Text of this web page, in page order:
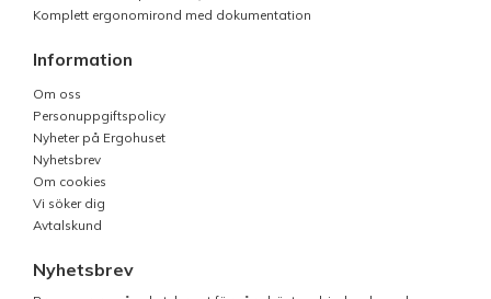
Komplett ergonomirond med dokumentation
Information
Om oss
Personuppgiftspolicy
Nyheter på Ergohuset
Nyhetsbrev
Om cookies
Vi söker dig
Avtalskund
Nyhetsbrev